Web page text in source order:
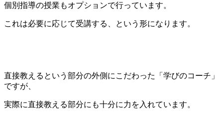
個別指導の授業もオプションで行っています。
これは必要に応じて受講する、という形になります。
直接教えるという部分の外側にこだわった「学びのコーチ」
ですが、
実際に直接教える部分にも十分に力を入れています。